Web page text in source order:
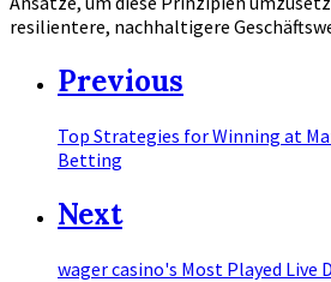
resilientere, nachhaltigere
Previous
Top Strategies for Winning at
Betting
Next
wager casino's Most Played Live